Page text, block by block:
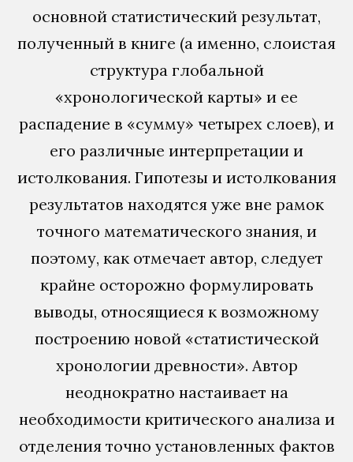
основной статистический результат,
полученный в книге (а именно, слоистая
структура глобальной
«хронологической карты» и ее
распадение в «сумму» четырех слоев), и
его различные интерпретации и
истолкования. Гипотезы и истолкования
результатов находятся уже вне рамок
точного математического знания, и
поэтому, как отмечает автор, следует
крайне осторожно формулировать
выводы, относящиеся к возможному
построению новой «статистической
хронологии древности». Автор
неоднократно настаивает на
необходимости критического анализа и
отделения точно установленных фактов